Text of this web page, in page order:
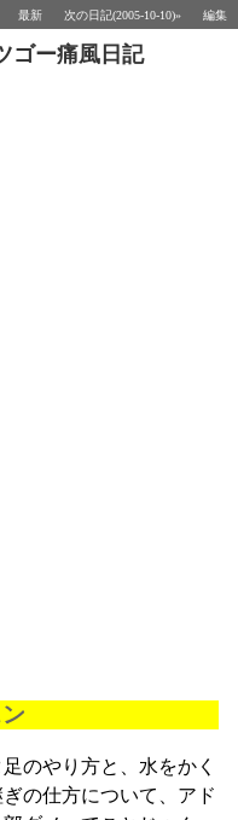
最新 次の日記(2005-10-10)» 編集
ゴー痛風日記
のやり方と、水をかく
の仕方について、アド